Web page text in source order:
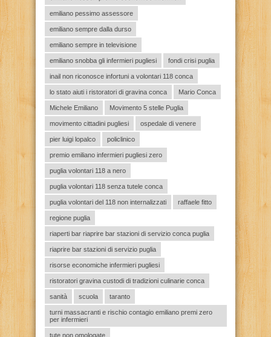
emiliano pessimo assessore
emiliano sempre dalla durso
emiliano sempre in televisione
emiliano snobba gli infermieri pugliesi fondi crisi puglia
inail non riconosce infortuni a volontari 118 conca
lo stato aiuti i ristoratori di gravina conca Mario Conca
Michele Emiliano Movimento 5 stelle Puglia
movimento cittadini pugliesi ospedale di venere
pier luigi lopalco policlinico
premio emiliano infermieri pugliesi zero
puglia volontari 118 a nero
puglia volontari 118 senza tutele conca
puglia volontari del 118 non internalizzati raffaele fitto
regione puglia
riaperti bar riaprire bar stazioni di servizio conca puglia
riaprire bar stazioni di servizio puglia
risorse economiche infermieri pugliesi
ristoratori gravina custodi di tradizioni culinarie conca
sanità scuola taranto
turni massacranti e rischio contagio emiliano premi zero
per infermieri
tute non omologate